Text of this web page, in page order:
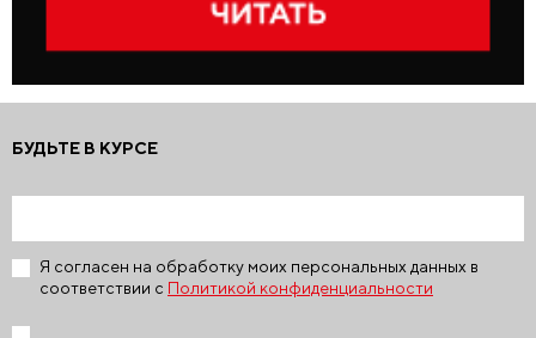
БУДЬТЕ В КУРСЕ
Я согласен на обработку моих персональных данных в
соответствии с Политикой конфиденциальности